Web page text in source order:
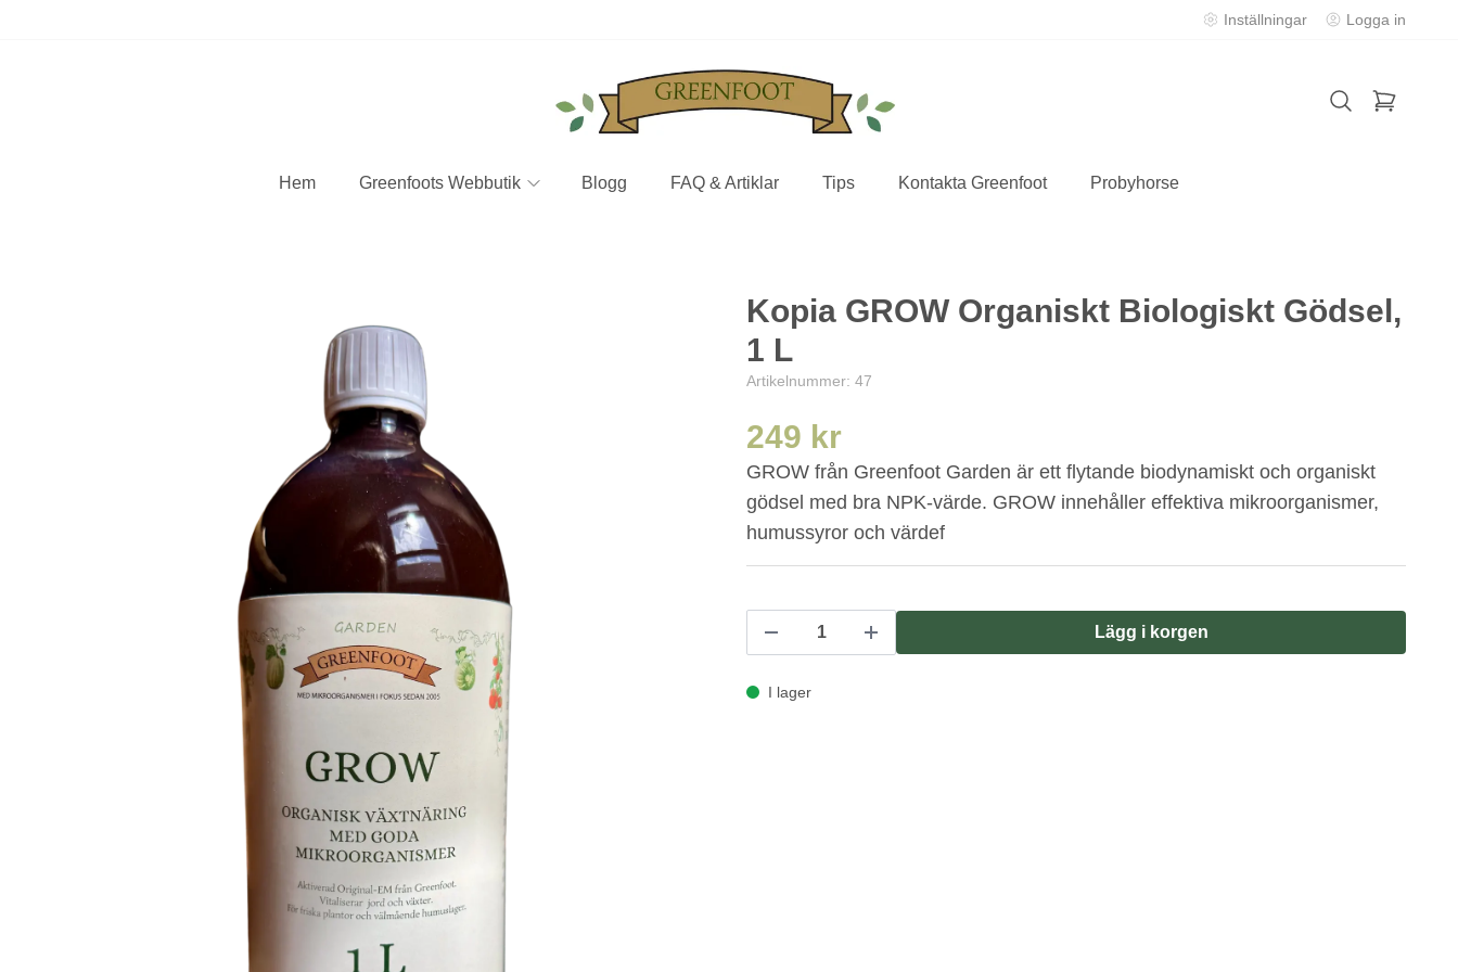
Inställningar Logga in
Hem Greenfoots Webbutik Blogg FAQ & Artiklar Tips Kontakta Greenfoot Probyhorse
Kopia GROW Organiskt Biologiskt Gödsel,
1 L
Artikelnummer: 47
249 kr
GROW från Greenfoot Garden är ett flytande biodynamiskt och organiskt
gödsel med bra NPK-värde. GROW innehåller effektiva mikroorganismer,
humussyror och värdef
Lägg i korgen
I lager